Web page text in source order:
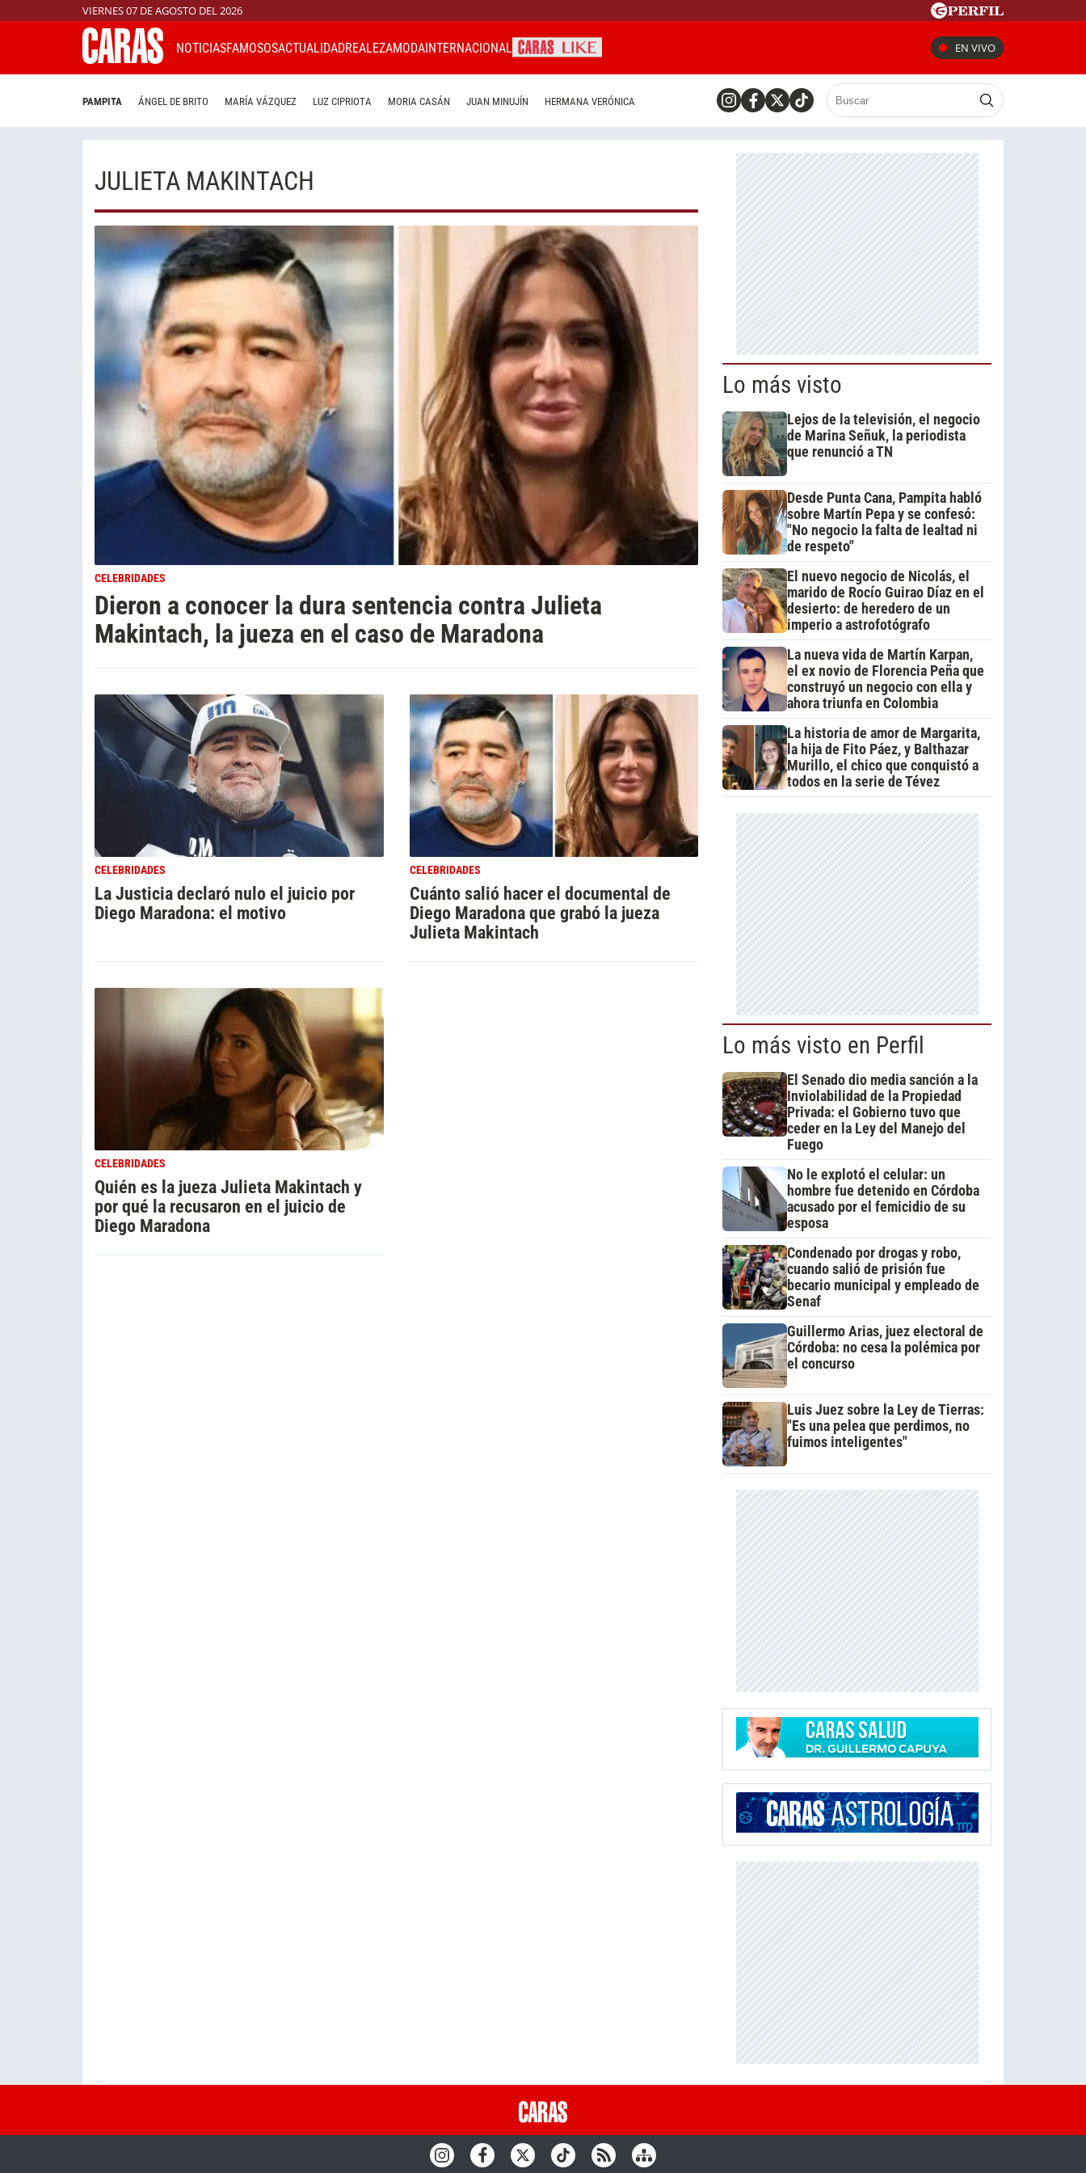
VIERNES 07 DE AGOSTO DEL 2026
NOTICIASFAMOSOSACTUALIDADREALEZAMODAINTERNACIONAL EN VIVO
PAMPITA ÁNGEL DE BRITO MARÍA VÁZQUEZ LUZ CIPRIOTA MORIA CASÁN JUAN MINUJÍN HERMANA VERÓNICA
JULIETA MAKINTACH
CELEBRIDADES
Dieron a conocer la dura sentencia contra Julieta
Makintach, la jueza en el caso de Maradona
CELEBRIDADES
La Justicia declaró nulo el juicio por
Diego Maradona: el motivo
CELEBRIDADES
Cuánto salió hacer el documental de
Diego Maradona que grabó la jueza
Julieta Makintach
CELEBRIDADES
Quién es la jueza Julieta Makintach y
por qué la recusaron en el juicio de
Diego Maradona
Lo más visto
Lejos de la televisión, el negocio
de Marina Señuk, la periodista
que renunció a TN
Desde Punta Cana, Pampita habló
sobre Martín Pepa y se confesó:
"No negocio la falta de lealtad ni
de respeto"
El nuevo negocio de Nicolás, el
marido de Rocío Guirao Díaz en el
desierto: de heredero de un
imperio a astrofotógrafo
La nueva vida de Martín Karpan,
el ex novio de Florencia Peña que
construyó un negocio con ella y
ahora triunfa en Colombia
La historia de amor de Margarita,
la hija de Fito Páez, y Balthazar
Murillo, el chico que conquistó a
todos en la serie de Tévez
Lo más visto en Perfil
El Senado dio media sanción a la
Inviolabilidad de la Propiedad
Privada: el Gobierno tuvo que
ceder en la Ley del Manejo del
Fuego
No le explotó el celular: un
hombre fue detenido en Córdoba
acusado por el femicidio de su
esposa
Condenado por drogas y robo,
cuando salió de prisión fue
becario municipal y empleado de
Senaf
Guillermo Arias, juez electoral de
Córdoba: no cesa la polémica por
el concurso
Luis Juez sobre la Ley de Tierras:
"Es una pelea que perdimos, no
fuimos inteligentes"